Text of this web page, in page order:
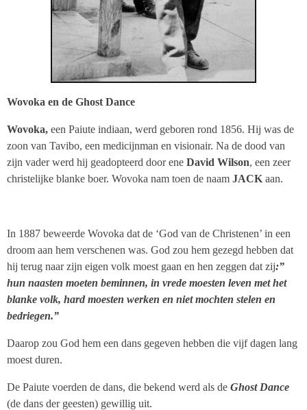
Wovoka en de Ghost Dance
Wovoka, een Paiute indiaan, werd geboren rond 1856. Hij was de
zoon van Tavibo, een medicijnman en visionair. Na de dood van
zijn vader werd hij geadopteerd door ene David Wilson, een zeer
christelijke blanke boer. Wovoka nam toen de naam JACK aan.
In 1887 beweerde Wovoka dat de ‘God van de Christenen’ in een
droom aan hem verschenen was. God zou hem gezegd hebben dat
hij terug naar zijn eigen volk moest gaan en hen zeggen dat zij:”
hun naasten moeten beminnen, in vrede moesten leven met het
blanke volk, hard moesten werken en niet mochten stelen en
bedriegen.”
Daarop zou God hem een dans gegeven hebben die vijf dagen lang
moest duren.
De Paiute voerden de dans, die bekend werd als de Ghost Dance
(de dans der geesten) gewillig uit.